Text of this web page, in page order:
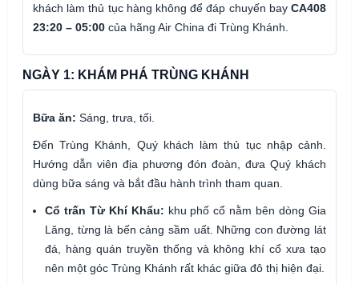
khách làm thủ tục hàng không để đáp chuyến bay CA408
23:20 – 05:00 của hãng Air China đi Trùng Khánh.
NGÀY 1: KHÁM PHÁ TRÙNG KHÁNH
Bữa ăn: Sáng, trưa, tối.
Đến Trùng Khánh, Quý khách làm thủ tục nhập cảnh.
Hướng dẫn viên địa phương đón đoàn, đưa Quý khách
dùng bữa sáng và bắt đầu hành trình tham quan.
Cổ trấn Từ Khí Khẩu: khu phố cổ nằm bên dòng Gia
Lăng, từng là bến cảng sầm uất. Những con đường lát
đá, hàng quán truyền thống và không khí cổ xưa tạo
nên một góc Trùng Khánh rất khác giữa đô thị hiện đại.